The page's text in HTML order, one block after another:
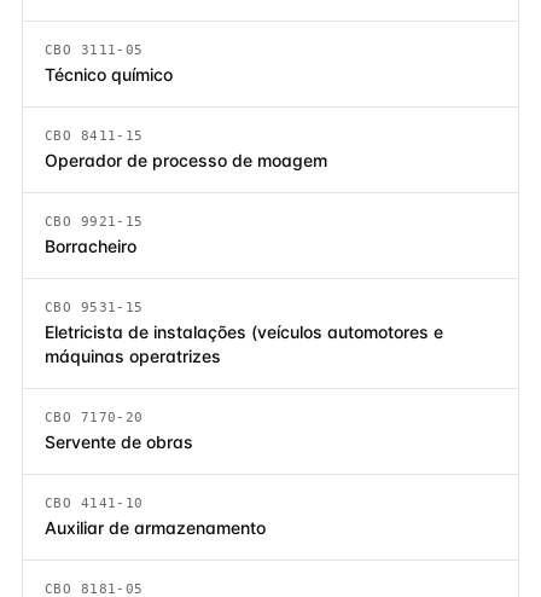
CBO 3111-05
Técnico químico
CBO 8411-15
Operador de processo de moagem
CBO 9921-15
Borracheiro
CBO 9531-15
Eletricista de instalações (veículos automotores e
máquinas operatrizes
CBO 7170-20
Servente de obras
CBO 4141-10
Auxiliar de armazenamento
CBO 8181-05